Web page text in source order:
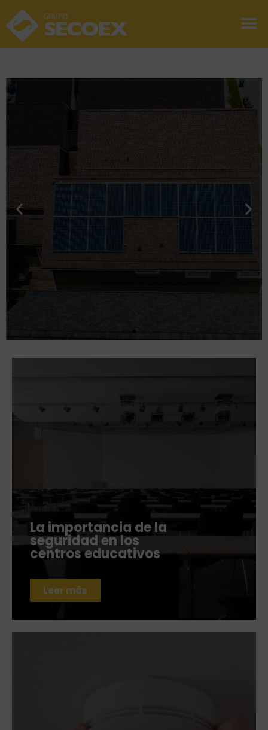
¿Qué tengo que tener
un autoconsumo?
La importancia de la
seguridad en los
centros educativos
Leer más